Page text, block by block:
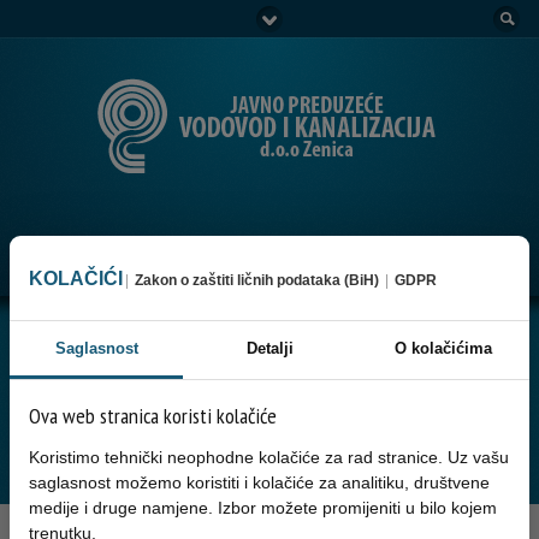
Go to:
KOLAČIĆI (COOKIES) i PRIVATNOST –
WEB FORME
Korištenjem internet stranice prihvatate korištenje kolačića i
funkcionalnosti web formi
KOLAČIĆI | Zakon o zaštiti ličnih podataka (BiH) | GDPR
Saglasnost Detalji O kolačićima
Ova web stranica koristi kolačiće
Koristimo tehnički neophodne kolačiće za rad stranice. Uz vašu
saglasnost možemo koristiti i kolačiće za analitiku, društvene
medije i druge namjene. Izbor možete promijeniti u bilo kojem
trenutku.